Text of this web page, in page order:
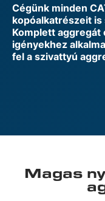
Cégünk minden
kopóalkatrészeit is
Komplett aggregát
igényekhez
fel a szivattyú
Magas